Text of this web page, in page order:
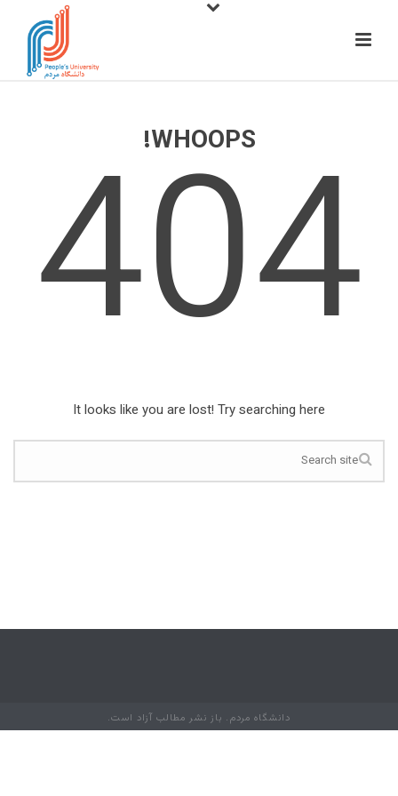
WHOOPS!
404
It looks like you are lost! Try searching here
دانشگاه مردم. باز نشر مطالب آزاد است.